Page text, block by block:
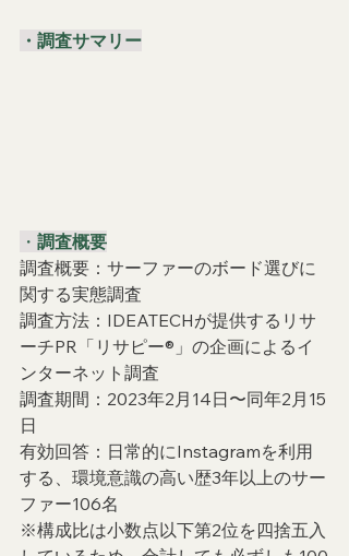
・調査サマリー
・ 調査概要
調査概要：サーファーのボード選びに
関する実態調査
調査方法：IDEATECHが提供するリサ
ーチPR「リサピー®︎」の企画によるイ
ンターネット調査
調査期間：2023年2月14日〜同年2月15
日
有効回答：日常的にInstagramを利用
する、環境意識の高い歴3年以上のサー
ファー106名
※構成比は小数点以下第2位を四捨五入